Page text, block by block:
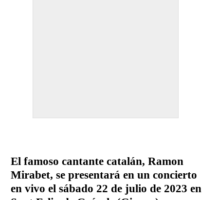
El famoso cantante catalán, Ramon
Mirabet, se presentará en un concierto
en vivo el sábado 22 de julio de 2023 en